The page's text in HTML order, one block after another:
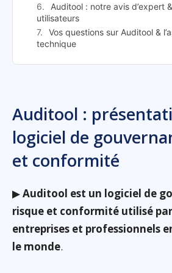
Auditool : notre avis d’expert
utilisateurs
Vos questions sur Auditool &
technique
Auditool :
logiciel de
et conformité
▶Auditool est un logiciel de
risque et conformité utilisé
entreprises et professionnels
le monde.